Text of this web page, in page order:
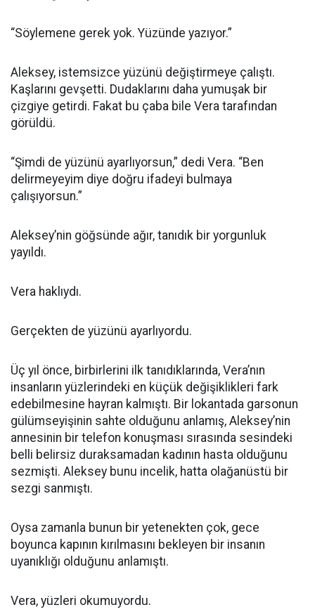
“Söylemene gerek yok. Yüzünde yazıyor.”
Aleksey, istemsizce yüzünü değiştirmeye çalıştı.
Kaşlarını gevşetti. Dudaklarını daha yumuşak bir
çizgiye getirdi. Fakat bu çaba bile Vera tarafından
görüldü.
“Şimdi de yüzünü ayarlıyorsun,” dedi Vera. “Ben
delirmeyeyim diye doğru ifadeyi bulmaya
çalışıyorsun.”
Aleksey’nin göğsünde ağır, tanıdık bir yorgunluk
yayıldı.
Vera haklıydı.
Gerçekten de yüzünü ayarlıyordu.
Üç yıl önce, birbirlerini ilk tanıdıklarında, Vera’nın
insanların yüzlerindeki en küçük değişiklikleri fark
edebilmesine hayran kalmıştı. Bir lokantada garsonun
gülümseyişinin sahte olduğunu anlamış, Aleksey’nin
annesinin bir telefon konuşması sırasında sesindeki
belli belirsiz duraksamadan kadının hasta olduğunu
sezmişti. Aleksey bunu incelik, hatta olağanüstü bir
sezgi sanmıştı.
Oysa zamanla bunun bir yetenekten çok, gece
boyunca kapının kırılmasını bekleyen bir insanın
uyanıklığı olduğunu anlamıştı.
Vera, yüzleri okumuyordu.